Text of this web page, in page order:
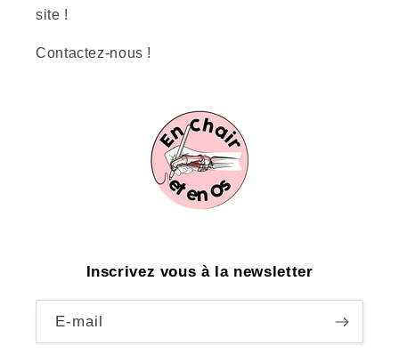
site !
Contactez-nous !
Inscrivez vous à la newsletter
E-mail